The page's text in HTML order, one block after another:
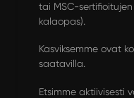
tai MSC-
kalaopas).
Kasviksemme ovat
saatavilla.
Etsimme aktiivisesti